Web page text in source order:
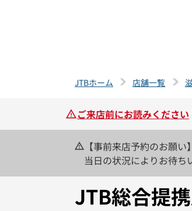
JTBホーム 店舗一覧
ご来店前にお読みください
【事前来店予約のお願
当日の状況によりお待ち
JTB総合提